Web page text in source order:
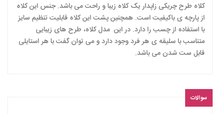
کلاه طرح چریکی زاپدار یک کلاه زیبا و راحت می باشد. جنس این کلاه
از پارچه ی باکیفیت است. همچنین پشت این کلاه قابلیت تنظیم سایز
با استفاده از چسب را دارد. در این مدل کلاه، طرح های زیبایی
متناسب با سلیقه ی هر فرد وجود دارد و می توان گفت با هر استایلی
قابل ست شدن می باشد.
سوالات